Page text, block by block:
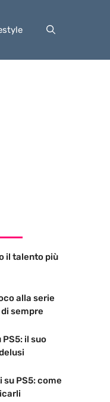
il talento più
alla serie
sempre
il suo
PS5: come